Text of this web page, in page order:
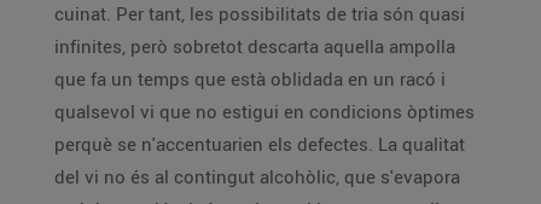
cuinat. Per tant, les possibilitats de tria són quasi
infinites, però sobretot descarta aquella ampolla
que fa un temps que està oblidada en un racó i
qualsevol vi que no estigui en condicions òptimes
perquè se n'accentuarien els defectes. La qualitat
del vi no és al contingut alcohòlic, que s'evapora